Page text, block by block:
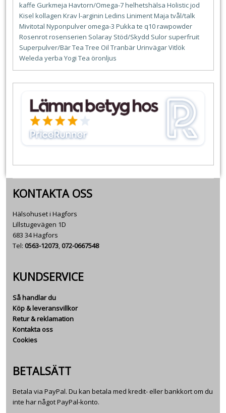
kaffe Gurkmeja Havtorn/Omega-7helhetshälsa Holisticjod
Kisel kollagen Kravl-arginin Ledins LinimentMaja tvål/talk
Mivitotal Nyponpulver omega-3 Pukka te q10rawpowder
Rosenrotrosenserien Solaray Stöd/Skydd Sulor superfruit
Superpulver/BärTea Tree Oil TranbärUrinvägarVitlök
Weleda yerba Yogi Tea öronljus
KONTAKTA OSS
Hälsohuset i Hagfors
Lillstugevägen 1D
683 34 Hagfors
Tel: 0563-12073,072-0667548
KUNDSERVICE
Så handlar du
Köp & leveransvillkor
Retur & reklamation
Kontakta oss
Cookies
BETALSÄTT
Betala via PayPal. Du kan betala med kredit- eller bankkort om du
inte har något PayPal-konto.